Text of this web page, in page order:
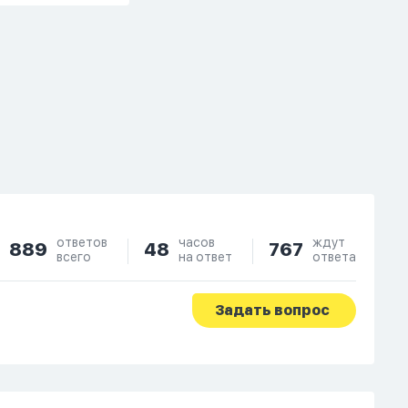
889
ответов
всего
48
часов
на ответ
767
ждут
ответа
Задать вопрос